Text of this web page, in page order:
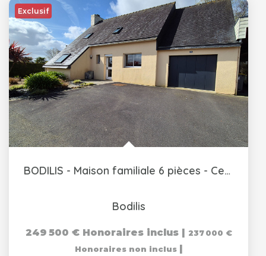
Exclusif
BODILIS - Maison familiale 6 pièces - Centre bourg
Bodilis
249 500 € Honoraires inclus | 237 000 €
Honoraires non inclus |